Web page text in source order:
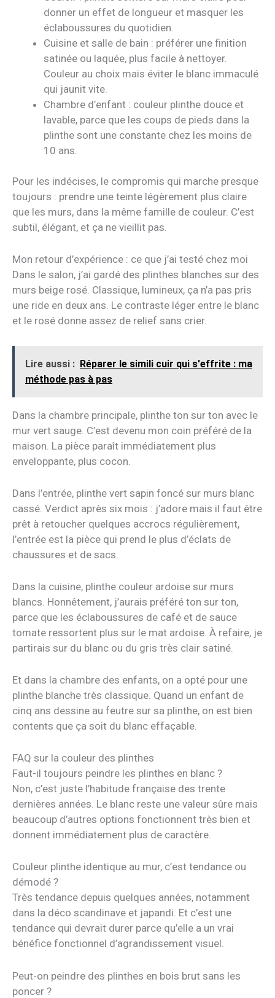
donner un effet de longueur et masquer les
éclaboussures du quotidien.
Cuisine et salle de bain : préférer une finition
satinée ou laquée, plus facile à nettoyer.
Couleur au choix mais éviter le blanc immaculé
qui jaunit vite.
Chambre d’enfant : couleur plinthe douce et
lavable, parce que les coups de pieds dans la
plinthe sont une constante chez les moins de
10 ans.
Pour les indécises, le compromis qui marche presque
toujours : prendre une teinte légèrement plus claire
que les murs, dans la même famille de couleur. C’est
subtil, élégant, et ça ne vieillit pas.
Mon retour d’expérience : ce que j’ai testé chez moi
Dans le salon, j’ai gardé des plinthes blanches sur des
murs beige rosé. Classique, lumineux, ça n’a pas pris
une ride en deux ans. Le contraste léger entre le blanc
et le rosé donne assez de relief sans crier.
Lire aussi : Réparer le simili cuir qui s'effrite : ma
méthode pas à pas
Dans la chambre principale, plinthe ton sur ton avec le
mur vert sauge. C’est devenu mon coin préféré de la
maison. La pièce paraît immédiatement plus
enveloppante, plus cocon.
Dans l’entrée, plinthe vert sapin foncé sur murs blanc
cassé. Verdict après six mois : j’adore mais il faut être
prêt à retoucher quelques accrocs régulièrement,
l’entrée est la pièce qui prend le plus d’éclats de
chaussures et de sacs.
Dans la cuisine, plinthe couleur ardoise sur murs
blancs. Honnêtement, j’aurais préféré ton sur ton,
parce que les éclaboussures de café et de sauce
tomate ressortent plus sur le mat ardoise. À refaire, je
partirais sur du blanc ou du gris très clair satiné.
Et dans la chambre des enfants, on a opté pour une
plinthe blanche très classique. Quand un enfant de
cinq ans dessine au feutre sur sa plinthe, on est bien
contents que ça soit du blanc effaçable.
FAQ sur la couleur des plinthes
Faut-il toujours peindre les plinthes en blanc ?
Non, c’est juste l’habitude française des trente
dernières années. Le blanc reste une valeur sûre mais
beaucoup d’autres options fonctionnent très bien et
donnent immédiatement plus de caractère.
Couleur plinthe identique au mur, c’est tendance ou
démodé ?
Très tendance depuis quelques années, notamment
dans la déco scandinave et japandi. Et c’est une
tendance qui devrait durer parce qu’elle a un vrai
bénéfice fonctionnel d’agrandissement visuel.
Peut-on peindre des plinthes en bois brut sans les
poncer ?